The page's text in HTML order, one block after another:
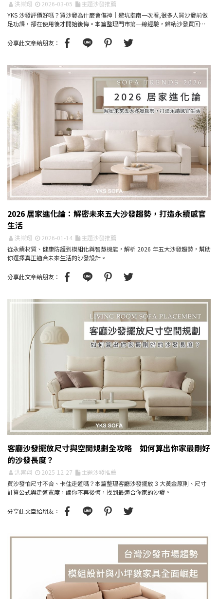
洪崇翔 2026-03-05
主題沙發推薦
YKS 沙發評價好嗎？買沙發為什麼會傷神｜避坑指南一次看,很多人買沙發前做
足功課，卻在使用後才開始後悔。本篇整理門市第一線經驗，歸納沙發買回家
分享此文章給朋友：
2026 居家進化論：解密未來五大沙發趨勢，打造永續感官
生活
洪崇翔 2026-01-14
主題沙發推薦
從永續材質、健康防護到模組化與智慧機能，解析 2026 年五大沙發趨勢，幫助
你選擇真正適合未來生活的沙發設計。
分享此文章給朋友：
客廳沙發擺放尺寸與空間規劃全攻略｜如何算出你家最剛好
的沙發長度？
洪崇翔 2025-12-27
主題沙發推薦
買沙發怕尺寸不合、卡住走道嗎？本篇整理客廳沙發擺放 3 大黃金原則、尺寸
計算公式與走道寬度，讓你不再後悔，找到最適合你家的沙發。
分享此文章給朋友：